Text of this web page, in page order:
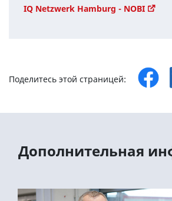
IQ Netzwerk Hamburg - NOBI
Поделитесь этой страницей:
Дополнительная